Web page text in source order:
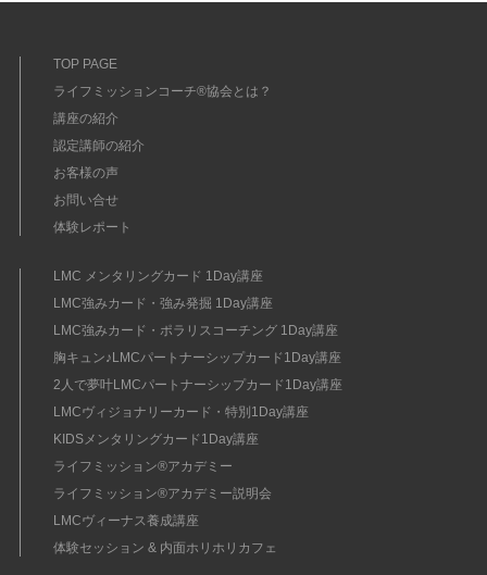
TOP PAGE
ライフミッションコーチ®協会とは？
講座の紹介
認定講師の紹介
お客様の声
お問い合せ
体験レポート
LMC メンタリングカード 1Day講座
LMC強みカード・強み発掘 1Day講座
LMC強みカード・ポラリスコーチング 1Day講座
胸キュン♪LMCパートナーシップカード1Day講座
2人で夢叶LMCパートナーシップカード1Day講座
LMCヴィジョナリーカード・特別1Day講座
KIDSメンタリングカード1Day講座
ライフミッション®︎アカデミー
ライフミッション®︎アカデミー説明会
LMCヴィーナス養成講座
体験セッション & 内面ホリホリカフェ